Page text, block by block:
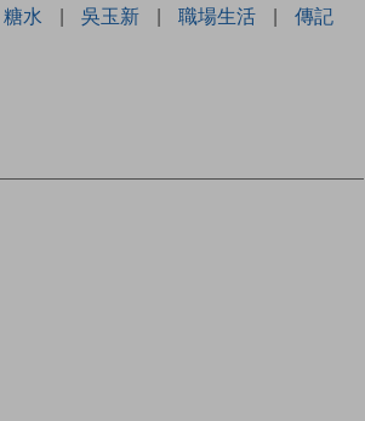
糖水 | 吳玉新 | 職場生活 |
傳記